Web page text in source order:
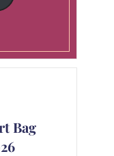
Bag